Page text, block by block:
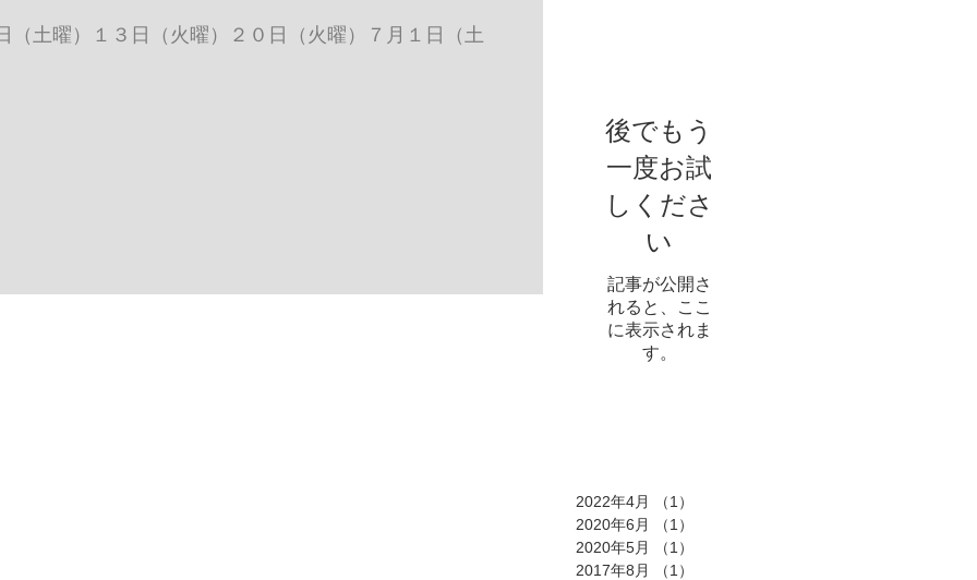
土曜）１３日（火曜）２０日（火曜）７月１日（土
後でもう
一度お試
しくださ
い
記事が公開さ
れると、ここ
に表示されま
す。
2022年4月 （1）
2020年6月
（1）
2020年5月
（1）
2017年8月
（1）